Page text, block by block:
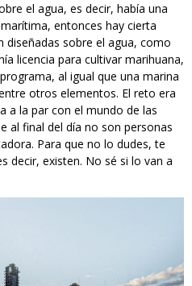
el agua, es decir, había una
entonces hay cierta
diseñadas sobre el agua, como
licencia para cultivar marihuana,
al igual que una marina
otros elementos. El reto era
a la par con el mundo de las
al final del día no son personas
Para que no lo dudes, te
decir, existen. No sé si lo van a